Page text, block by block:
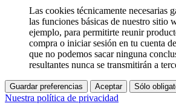
Las cookies técnicamente necesarias
las funciones básicas de nuestro sitio
ejemplo, para permitirte reunir
compra o iniciar sesión en tu cuenta
que no podemos sacar ninguna
resultantes nunca se transmitirán a
Guardar preferencias Aceptar Sólo
Nuestra política de privacidad